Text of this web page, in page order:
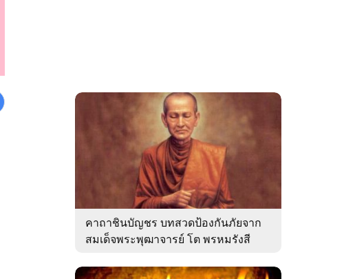
คาถาชินบัญชร บทสวดป้องกันภัยจาก
สมเด็จพระพุฒาจารย์ โต พรหมรังสี